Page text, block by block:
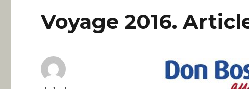
Voyage 2016.